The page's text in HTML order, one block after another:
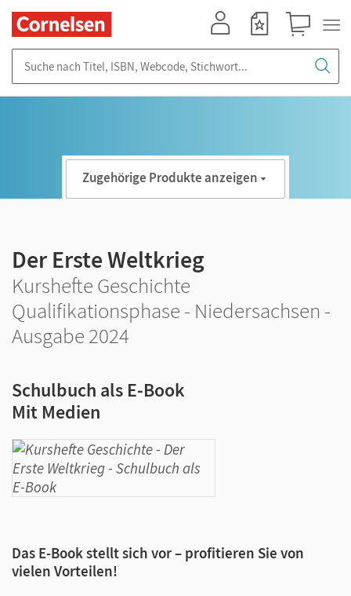
Zugehörige Produkte anzeigen
Der Erste Weltkrieg
Kurshefte Geschichte
Qualifikationsphase - Niedersachsen -
Ausgabe 2024
Schulbuch als E-Book
Mit Medien
Das E-Book stellt sich vor – profitieren Sie von
vielen Vorteilen!